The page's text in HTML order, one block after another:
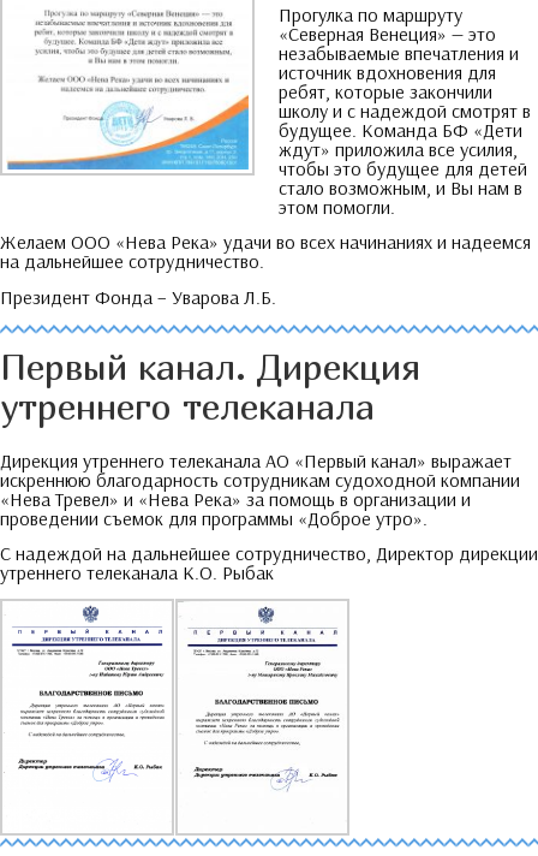
Прогулка по маршруту
«Северная Венеция» — это
незабываемые впечатления и
источник вдохновения для
ребят которые закончили
школу и с надеждой смотрят в
будущее Команда БФ «Дети
ждут» приложила все усилия
чтобы это будущее для детей
стало возможным и Вы нам в
этом помогли
Желаем ООО «Нева Река» удачи во всех начинаниях и надеемся
на дальнейшее сотрудничество.
Президент Фонда – Уварова Л.Б.
Первый канал. Дирекция
утреннего телеканала
Дирекция утреннего телеканала АО «Первый канал» выражает
искреннюю благодарность сотрудникам судоходной компании
«Нева Тревел» и «Нева Река» за помощь в организации и
проведении съемок для программы «Доброе утро»
С надеждой на дальнейшее сотрудничество, Директор дирекции
утреннего телеканала К.О. Рыбак